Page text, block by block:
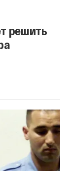
решить